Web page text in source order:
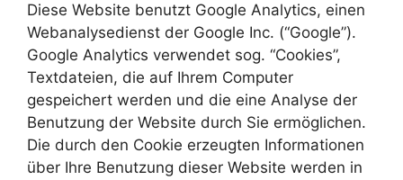
Diese Website benutzt Google Analytics, einen
Webanalysedienst der Google Inc. (“Google”).
Google Analytics verwendet sog. “Cookies”,
Textdateien, die auf Ihrem Computer
gespeichert werden und die eine Analyse der
Benutzung der Website durch Sie ermöglichen.
Die durch den Cookie erzeugten Informationen
über Ihre Benutzung dieser Website werden in